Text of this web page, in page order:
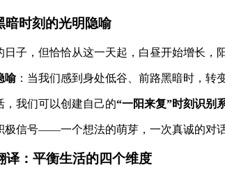
暗时刻的光明隐喻
子，但恰恰从这一天起，白昼开始增长
喻：当我们感到身处低谷、前路黑暗时，转
，我们可以创建自己的“一阳来复”时刻识别
极信号——一个想法的萌芽，一次真诚的对
译：平衡生活的四个维度